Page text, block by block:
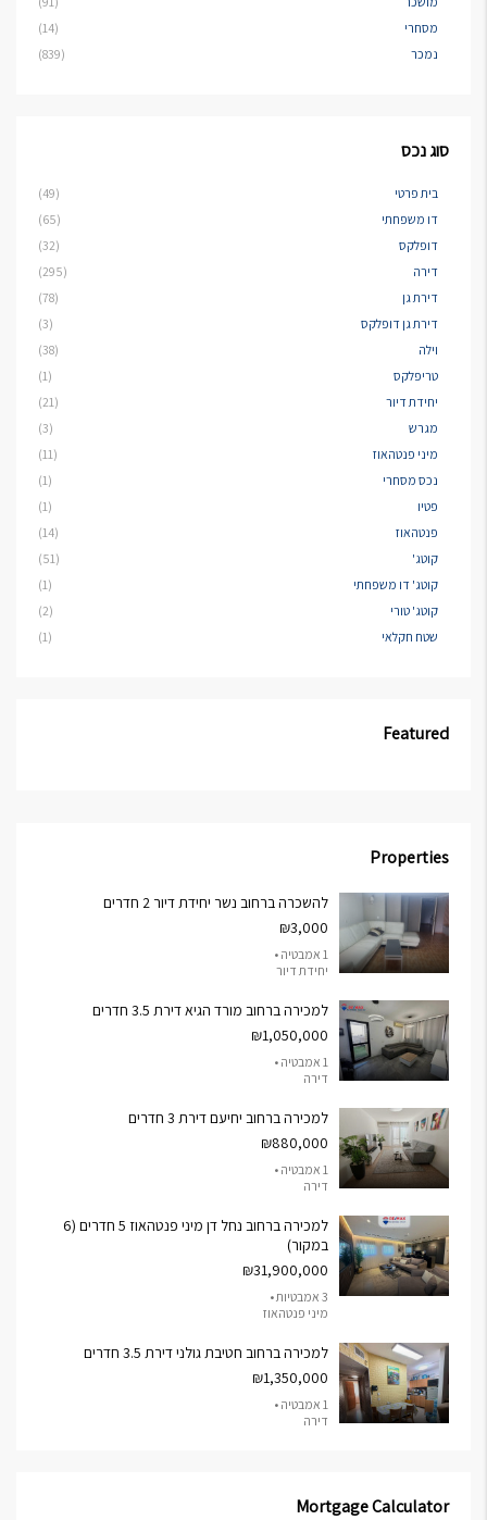
מסחרי
(14)
נמכר
(839)
סוג נכס
בית פרטי
(49)
דו משפחתי
(65)
דופלקס
(32)
דירה
(295)
דירת גן
(78)
דירת גן דופלקס
(3)
וילה
(38)
טריפלקס
(1)
יחידת דיור
(21)
מגרש
(3)
מיני פנטהאוז
(11)
נכס מסחרי
(1)
פטיו
(1)
פנטהאוז
(14)
קוטג'
(51)
קוטג' דו משפחתי
(1)
קוטג' טורי
(2)
שטח חקלאי
(1)
Featured
Properties
להשכרה ברחוב נשר יחידת דיור 2 חדרים
₪3,000
1 אמבטיה •
יחידת דיור
למכירה ברחוב מורד הגיא דירת 3.5 חדרים
₪1,050,000
1 אמבטיה •
דירה
למכירה ברחוב יחיעם דירת 3 חדרים
₪880,000
1 אמבטיה •
דירה
למכירה ברחוב נחל דן מיני פנטהאוז 5 חדרים (6
במקור)
₪31,900,000
3 אמבטיות •
מיני פנטהאוז
למכירה ברחוב חטיבת גולני דירת 3.5 חדרים
₪1,350,000
1 אמבטיה •
דירה
Mortgage Calculator